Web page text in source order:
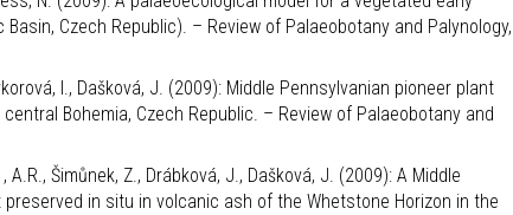
Czech Republic). – Review of Palaeobotany and Palynology,
I., Dašková, J. (2009): Middle Pennsylvanian pioneer plant
Bohemia, Czech Republic. – Review of Palaeobotany and
Šimůnek, Z., Drábková, J., Dašková, J. (2009): A Middle
in situ in volcanic ash of the Whetstone Horizon in the